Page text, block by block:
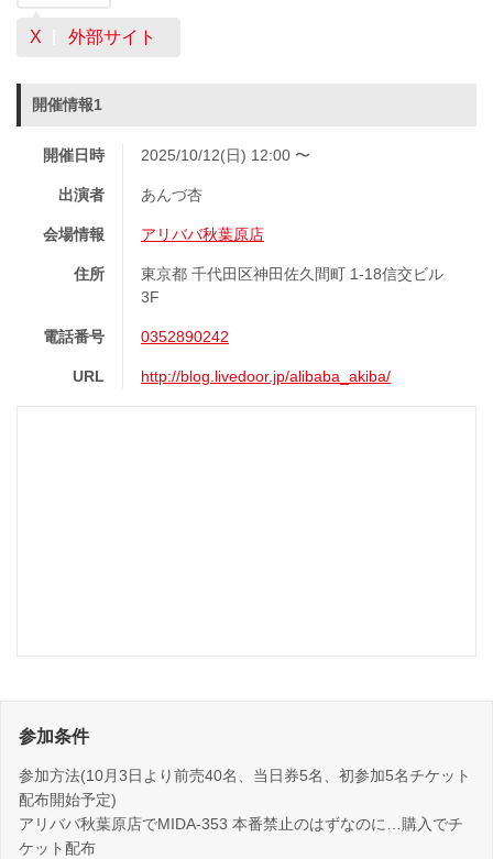
X 外部サイト
開催情報1
開催日時 2025/10/12(日) 12:00 〜
出演者 あんづ杏
会場情報 アリババ秋葉原店
住所
東京都 千代田区神田佐久間町 1-18信交ビル
3F
電話番号 0352890242
URL http://blog.livedoor.jp/alibaba_akiba/
参加条件
参加方法(10月3日より前売40名、当日券5名、初参加5名チケット
配布開始予定)
アリババ秋葉原店でMIDA-353 本番禁止のはずなのに…購入でチ
ケット配布